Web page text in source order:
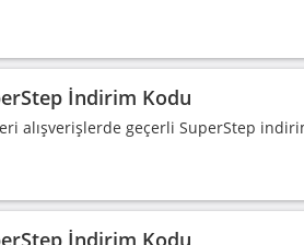
İndirim Kodu
alışverişlerde geçerli SuperStep
İndirim Kodu